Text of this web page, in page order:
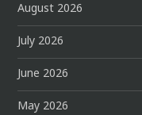
August 2026
July 2026
June 2026
May 2026